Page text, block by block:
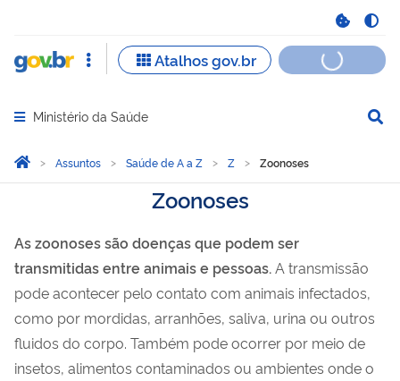
Abrir menu principal de navegação
Ministério da Saúde
Você está aqui:
Página Inicial
Assuntos Saúde de A a Z Z Zoonoses
Zoonoses
As zoonoses são doenças que podem ser
transmitidas entre animais e pessoas.A transmissão
pode acontecer pelo contato com animais infectados,
como por mordidas, arranhões, saliva, urina ou outros
fluidos do corpo. Também pode ocorrer por meio de
insetos, alimentos contaminados ou ambientes onde o